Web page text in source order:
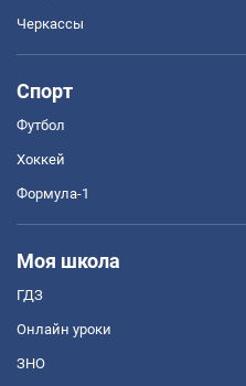
Черкассы
Спорт
Футбол
Хоккей
Формула-1
Моя школа
ГДЗ
Онлайн уроки
ЗНО